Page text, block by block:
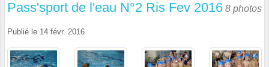
Pass'sport de l'eau N°2 Ris Fev 2016 8 photos
Publié le 14 févr. 2016